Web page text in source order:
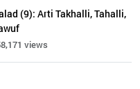
(9): Arti Takhalli, Tahalli,
views